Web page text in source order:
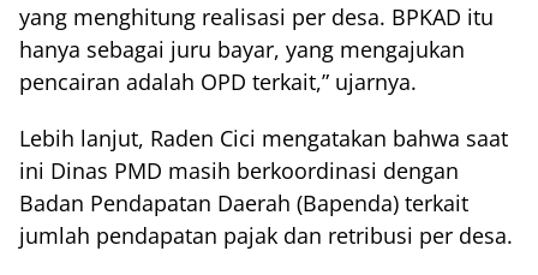
yang menghitung realisasi per desa. BPKAD itu
hanya sebagai juru bayar, yang mengajukan
pencairan adalah OPD terkait,” ujarnya.
Lebih lanjut, Raden Cici mengatakan bahwa saat
ini Dinas PMD masih berkoordinasi dengan
Badan Pendapatan Daerah (Bapenda) terkait
jumlah pendapatan pajak dan retribusi per desa.